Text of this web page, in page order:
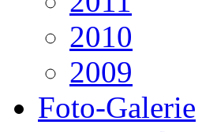
2010
2009
Foto-Galerie